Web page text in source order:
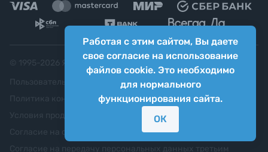
Работая с этим сайтом, Вы даете
свое согласие на использование
файлов cookie. Это необходимо
для нормального
функционирования сайта.
ОК
Яркий фотомаркет ("Яркий Мир")
Пользовательское соглашение
Политика конфиденциальности
Согласие на обработку персональных данных
Согласие на передачу персональных данных третьим